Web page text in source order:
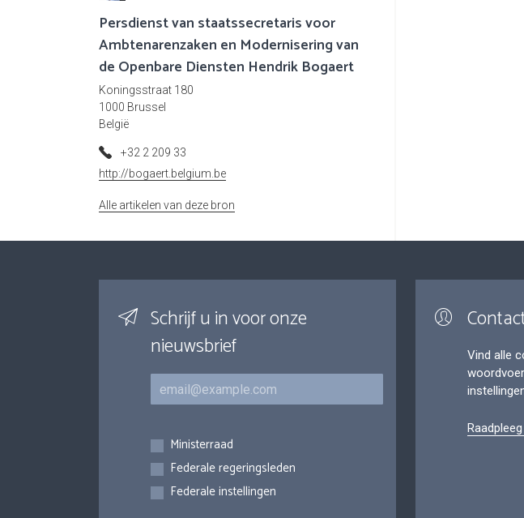
Persdienst van staatssecretaris voor
Ambtenarenzaken en Modernisering van
de Openbare Diensten Hendrik Bogaert
Koningsstraat 180
1000 Brussel
België
+32 2 209 33
http://bogaert.belgium.be
Alle artikelen van deze bron
Schrijf u in voor onze
nieuwsbrief
E-mail
Inschrijvingen
Ministerraad
Federale regeringsleden
Federale instellingen
Vind alle